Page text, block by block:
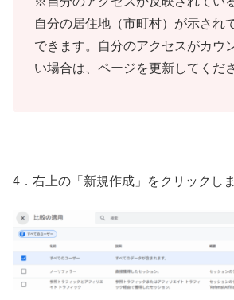
自分の居住地（市町村）が示され
できます。自分のアクセスがカウ
い場合は、ページを更新してくだ
4．右上の「新規作成」をクリックしま